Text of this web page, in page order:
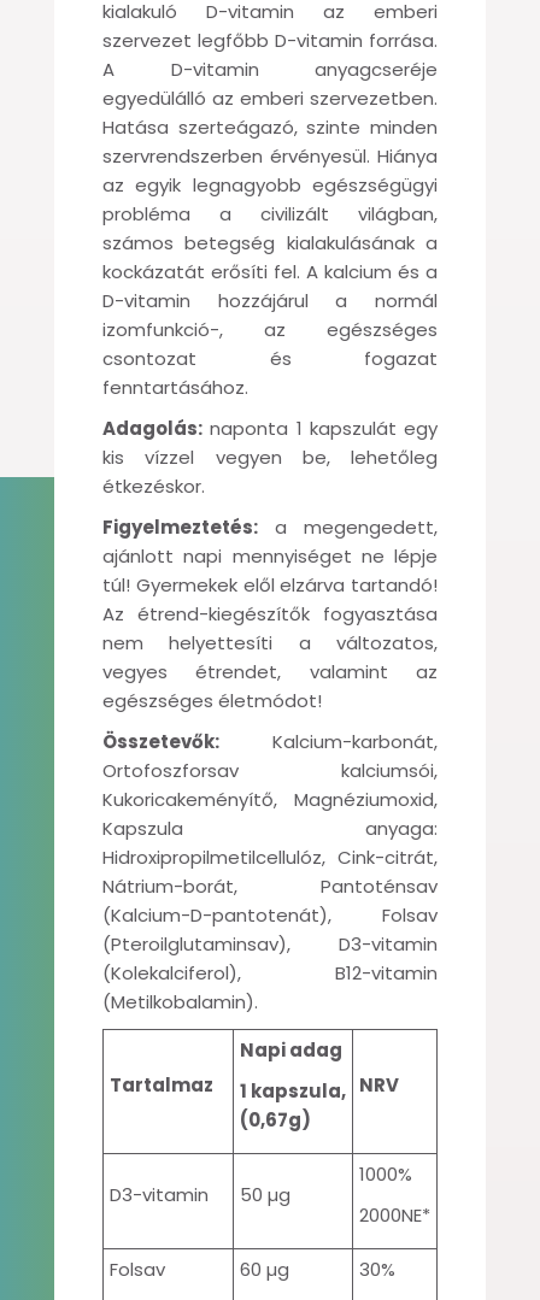
kialakuló D-vitamin az emberi
szervezet legfőbb D-vitamin forrása.
A D-vitamin anyagcseréje
egyedülálló az emberi szervezetben.
Hatása szerteágazó, szinte minden
szervrendszerben érvényesül. Hiánya
az egyik legnagyobb egészségügyi
probléma a civilizált világban,
számos betegség kialakulásának a
kockázatát erősíti fel. A kalcium és a
D-vitamin hozzájárul a normál
izomfunkció-, az egészséges
csontozat és fogazat
fenntartásához.
Adagolás: naponta 1 kapszulát egy
kis vízzel vegyen be, lehetőleg
étkezéskor.
Figyelmeztetés: a megengedett,
ajánlott napi mennyiséget ne lépje
túl! Gyermekek elől elzárva tartandó!
Az étrend-kiegészítők fogyasztása
nem helyettesíti a változatos,
vegyes étrendet, valamint az
egészséges életmódot!
Összetevők: Kalcium-karbonát,
Ortofoszforsav kalciumsói,
Kukoricakeményítő, Magnéziumoxid,
Kapszula anyaga:
Hidroxipropilmetilcellulóz, Cink-citrát,
Nátrium-borát, Pantoténsav
(Kalcium-D-pantotenát), Folsav
(Pteroilglutaminsav), D3-vitamin
(Kolekalciferol), B12-vitamin
(Metilkobalamin).
Tartalmaz
Napi adag
1 kapszula,
(0,67g)
NRV
D3-vitamin 50 µg
1000%
2000NE*
Folsav 60 µg 30%